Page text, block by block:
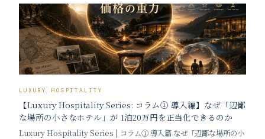
LUXURY HOSPITALITY
【Luxury Hospitality Series: コラム① 導入編】なぜ「辺鄙
な場所の小さなホテル」が 1泊20万円を正当化できるのか
Luxury Hospitality Series | コラム① 導入篇 なぜ「辺鄙な場所の小